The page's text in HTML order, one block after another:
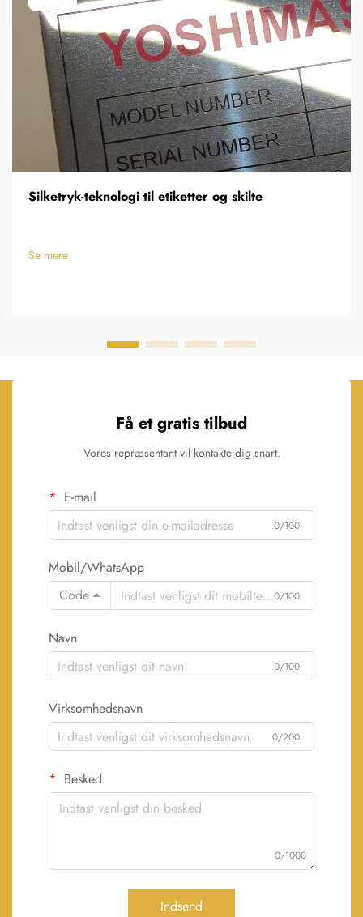
Silketryk-teknologi til etiketter og skilte
Se mere
Få et gratis tilbud
Vores repræsentant vil kontakte dig snart.
E-mail
0/100
Mobil/WhatsApp
Code
0/100
Navn
0/100
Virksomhedsnavn
0/200
Besked
0/1000
Indsend